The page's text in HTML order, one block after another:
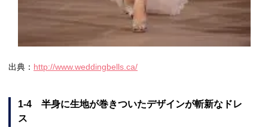
出典： http://www.weddingbells.ca/
1-4 半身に生地が巻きついたデザインが斬新なドレ
ス